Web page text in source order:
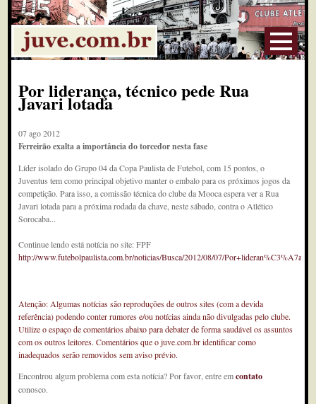
Por liderança, técnico pede Rua
Javari lotada
07 ago 2012
Ferreirão exalta a importância do torcedor nesta fase
Líder isolado do Grupo 04 da Copa Paulista de Futebol, com 15 pontos, o
Juventus tem como principal objetivo manter o embalo para os próximos jogos da
competição. Para isso, a comissão técnica do clube da Mooca espera ver a Rua
Javari lotada para a próxima rodada da chave, neste sábado, contra o Atlético
Sorocaba...
Continue lendo está notícia no site: FPF
http://www.futebolpaulista.com.br/noticias/Busca/2012/08/07/
Atenção: Algumas notícias são reproduções de outros sites (com a devida
referência) podendo conter rumores e/ou notícias ainda não divulgadas pelo clube.
Utilize o espaço de comentários abaixo para debater de forma saudável os assuntos
com os outros leitores. Comentários que o juve.com.br identificar como
inadequados serão removidos sem aviso prévio.
Encontrou algum problema com esta notícia? Por favor, entre emcontato
conosco.